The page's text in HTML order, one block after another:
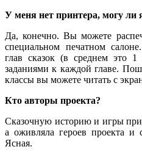
У меня нет принтера, могу ли
Да, конечно. Вы можете
специальном печатном
глав сказок (в среднем это
заданиями к каждой главе.
классы вы можете читать с
Кто авторы проекта?
Сказочную историю и игры
а оживляла героев проекта и
Ясная.